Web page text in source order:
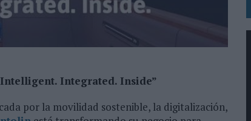
EN CORNETTO, CALIPPO Y SOLERO
HISTÓRICO EN ACTIVOS CULTURALES Y ECONÓMICOS
DE SUS RELACIONES CON LOS MEDIOS
A LARGO PLAZO Y LA MEDICIÓN SON DOS CARAS DE LA MISMA
Integrated. Inside”
por la movilidad sostenible, la digitalización,